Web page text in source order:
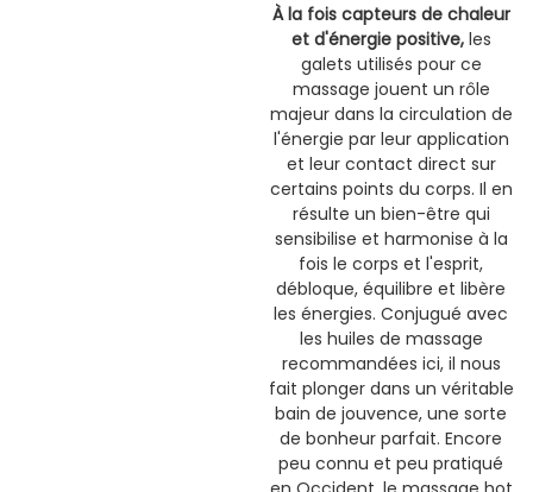
À la fois capteurs de chaleur
et d'énergie positive,les
galets utilisés pour ce
massage jouent un rôle
majeur dans la circulation de
l'énergie par leur application
et leur contact direct sur
certains points du corps. Il en
résulte un bien-être qui
sensibilise et harmonise à la
fois le corps et l'esprit,
débloque, équilibre et libère
les énergies. Conjugué avec
les huiles de massage
recommandées ici, il nous
fait plonger dans un véritable
bain de jouvence, une sorte
de bonheur parfait. Encore
peu connu et peu pratiqué